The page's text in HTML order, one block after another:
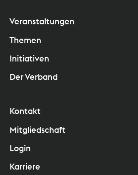
Veranstaltungen
Themen
Initiativen
Der Verband
Kontakt
Mitgliedschaft
Login
Karriere